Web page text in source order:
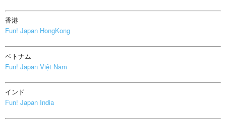
香港
Fun! Japan HongKong
ベトナム
Fun! Japan Việt Nam
インド
Fun! Japan India